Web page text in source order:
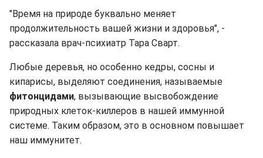
"Время на природе буквально меняет
продолжительность вашей жизни и здоровья", -
рассказала врач-психиатр Тара Сварт.
Любые деревья, но особенно кедры, сосны и
кипарисы, выделяют соединения, называемые
фитонцидами, вызывающие высвобождение
природных клеток-киллеров в нашей иммунной
системе. Таким образом, это в основном повышает
наш иммунитет.